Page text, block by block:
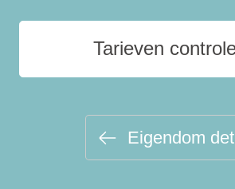
Bestemmingen
Vakantietypes
Tarieven
Eigendom